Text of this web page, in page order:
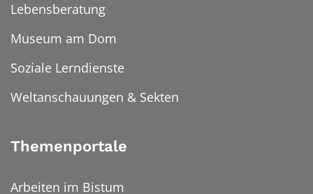
Lebensberatung
Museum am Dom
Soziale Lerndienste
Weltanschauungen & Sekten
Themenportale
Arbeiten im Bistum